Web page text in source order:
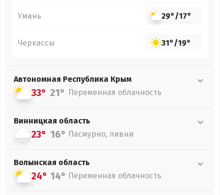
Умань 29°/17°
Черкассы 31°/19°
Автономная Республика Крым
33° 21° Переменная облачность
Винницкая область
23° 16° Пасмурно, ливни
Волынская область
24° 14° Переменная облачность